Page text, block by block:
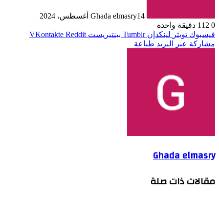
Ghada elmasry14 أغسطس، 2024
0
دقيقة واحدة
فيسبوك تويتر لينكدإن بينتيريست
مشاركة عبر البريد طباعة
Ghada elmasry
مقالات ذات صلة